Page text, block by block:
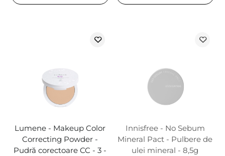
Lumene - Makeup Color
Correcting Powder -
Pudră corectoare CC - 3 -
Innisfree - No Sebum
Mineral Pact - Pulbere de
ulei mineral - 8,5g